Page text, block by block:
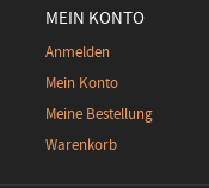
MEIN KONTO
Anmelden
Mein Konto
Meine Bestellung
Warenkorb